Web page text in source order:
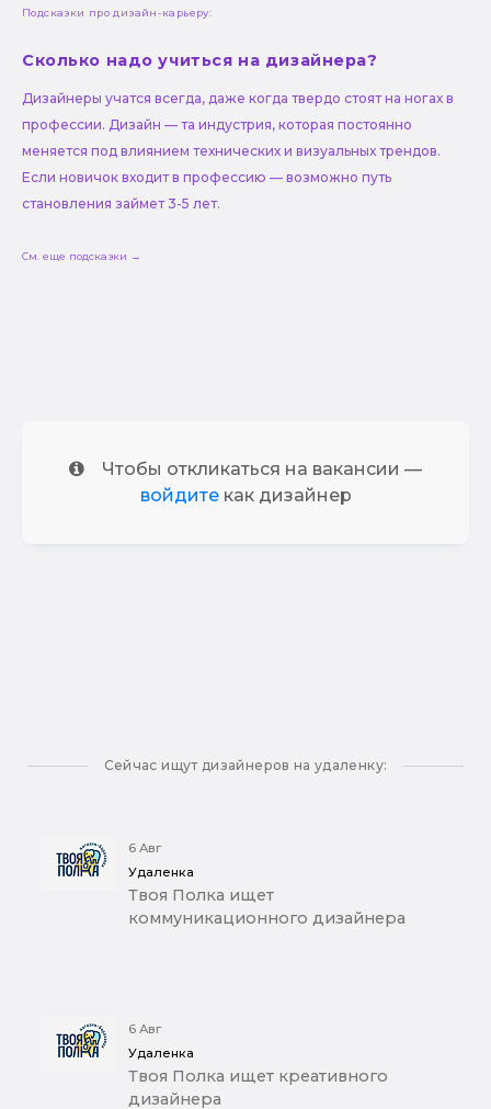
Подсказки про дизайн-карьеру:
Сколько надо учиться на дизайнера?
Дизайнеры учатся всегда, даже когда твердо стоят на ногах в
профессии. Дизайн — та индустрия, которая постоянно
меняется под влиянием технических и визуальных трендов.
Если новичок входит в профессию — возможно путь
становления займет 3-5 лет.
См. еще подсказки →
Чтобы откликаться на вакансии —
войдитекак дизайнер
Сейчас ищут дизайнеров на удаленку:
6 Авг
Удаленка
Твоя Полка ищет
коммуникационного дизайнера
6 Авг
Удаленка
Твоя Полка ищет креативного
дизайнера